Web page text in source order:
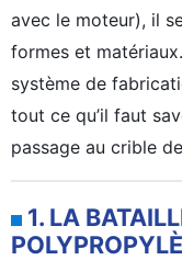
avec le moteur), il
formes et
système de
tout ce qu’il faut
passage au crible
1. LA